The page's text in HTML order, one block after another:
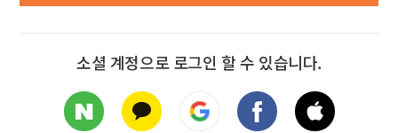
소셜 계정으로 로그인 할 수 있습니다.